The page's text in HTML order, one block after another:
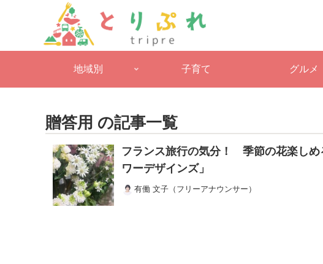
地域別 子育て グルメ
贈答用 の記事一覧
フランス旅行の気分！ 季節の花楽し
ワーデザインズ」
有働 文子（フリーアナウンサー）